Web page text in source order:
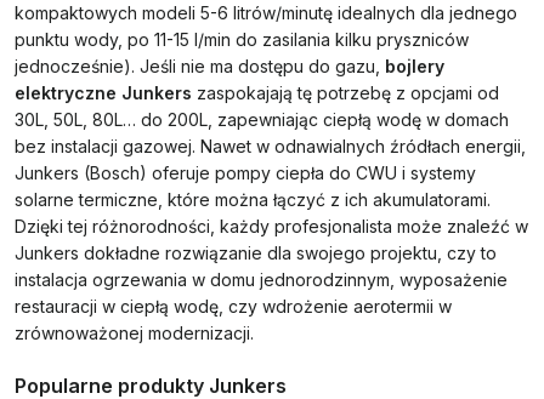
kompaktowych modeli 5-6 litrów/minutę idealnych dla jednego
punktu wody, po 11-15 l/min do zasilania kilku pryszniców
jednocześnie). Jeśli nie ma dostępu do gazu, bojlery
elektryczne Junkers zaspokajają tę potrzebę z opcjami od
30L, 50L, 80L… do 200L, zapewniając ciepłą wodę w domach
bez instalacji gazowej. Nawet w odnawialnych źródłach energii,
Junkers (Bosch) oferuje pompy ciepła do CWU i systemy
solarne termiczne, które można łączyć z ich akumulatorami.
Dzięki tej różnorodności, każdy profesjonalista może znaleźć w
Junkers dokładne rozwiązanie dla swojego projektu, czy to
instalacja ogrzewania w domu jednorodzinnym, wyposażenie
restauracji w ciepłą wodę, czy wdrożenie aerotermii w
zrównoważonej modernizacji.
Popularne produkty Junkers